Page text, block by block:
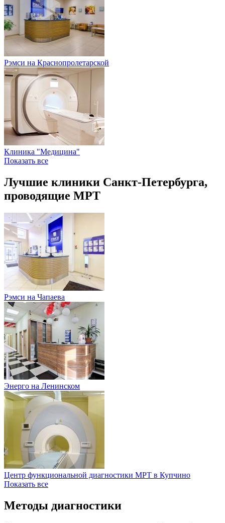
Рэмси на Краснопролетарской
Клиника "Медицина"
Показать все
Лучшие клиники Санкт-Петербурга,
проводящие МРТ
Рэмси на Чапаева
Энерго на Ленинском
Центр функциональной диагностики МРТ в Купчино
Показать все
Методы диагностики